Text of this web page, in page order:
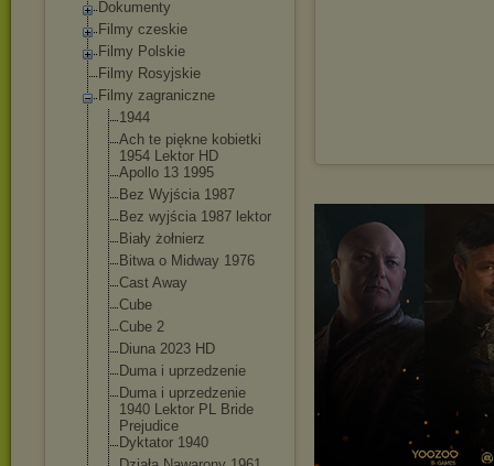
Dokumenty
Filmy czeskie
Filmy Polskie
Filmy Rosyjskie
Filmy zagraniczne
1944
Ach te piękne kobietki
1954 Lektor HD
Apollo 13 1995
Bez Wyjścia 1987
Bez wyjścia 1987 lektor
Biały żołnierz
Bitwa o Midway 1976
Cast Away
Cube
Cube 2
Diuna 2023 HD
Duma i uprzedzenie
Duma i uprzedzenie
1940 Lektor PL Bride
Prejudice
Dyktator 1940